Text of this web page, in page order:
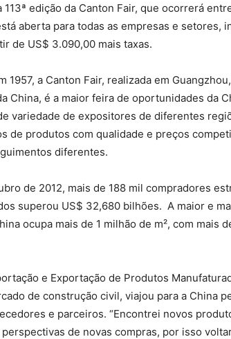
edição da Canton Fair, que ocorrerá
aberta para todas as empresas e setores,
de US$ 3.090,00 mais taxas.
1957, a Canton Fair, realizada em
China, é a maior feira de oportunidades da
variedade de expositores de diferentes
de produtos com qualidade e preços
diferentes.
de 2012, mais de 188 mil compradores
superou US$ 32,680 bilhões. A maior e
ocupa mais de 1 milhão de m², com mais
e Exportação de Produtos
de construção civil, viajou para a China
e parceiros. “Encontrei novos
de novas compras, por isso